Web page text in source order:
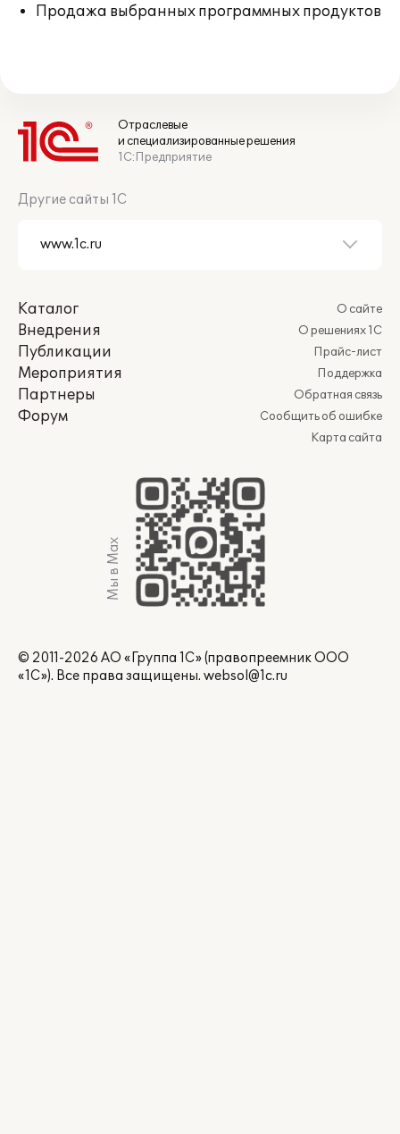
Продажа выбранных программных продуктов
Отраслевые
и специализированные решения
1С:Предприятие
Другие сайты 1С
Каталог
Внедрения
Публикации
Мероприятия
Партнеры
Форум
О сайте
О решениях 1С
Прайс-лист
Поддержка
Обратная связь
Сообщить об ошибке
Карта сайта
Мы в Max
© 2011-2026 АО «Группа 1С» (правопреемник ООО
«1С»). Все права защищены. websol@1c.ru